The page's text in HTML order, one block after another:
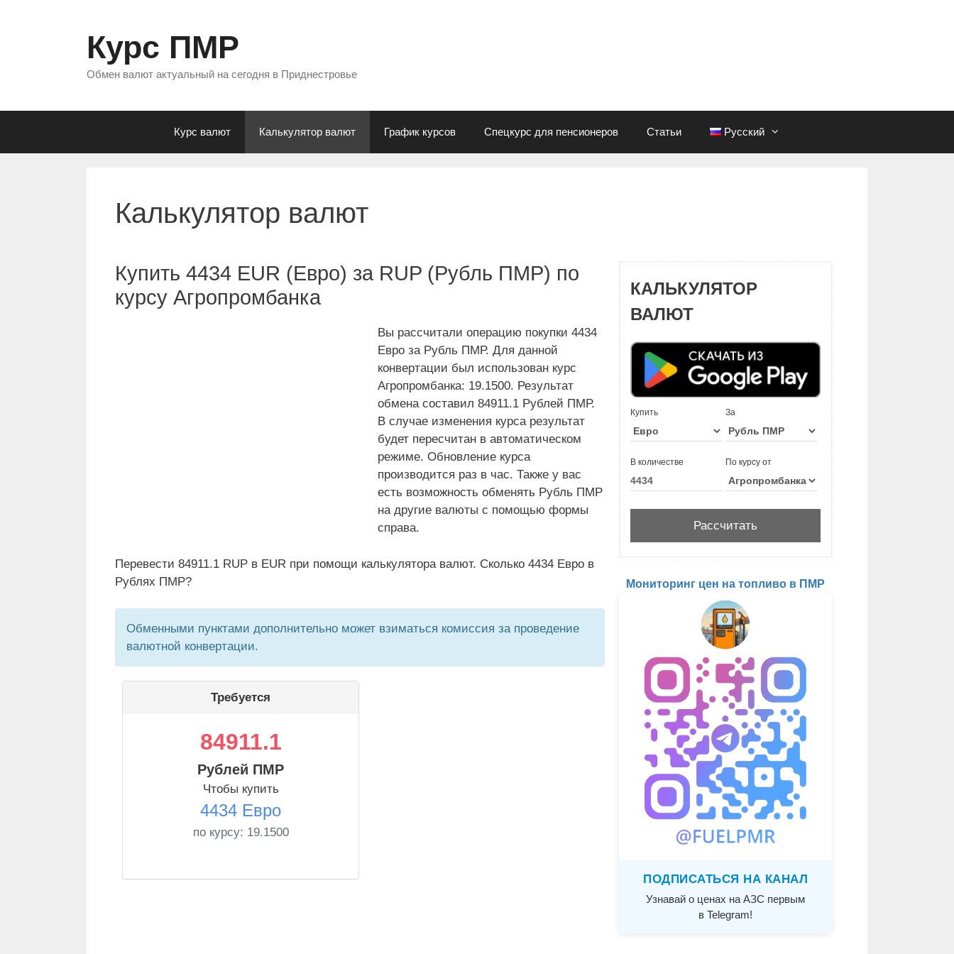
Курс ПМР
Обмен валют актуальный на сегодня в Приднестровье
Курс валют Калькулятор валют График курсов Спецкурс для пенсионеров Статьи Русский
Калькулятор валют
Купить 4434 EUR (Евро) за RUP (Рубль ПМР) по
курсу Агропромбанка
Вы рассчитали операцию покупки 4434
Евро за Рубль ПМР. Для данной
конвертации был использован курс
Агропромбанка: 19.1500. Результат
обмена составил 84911.1 Рублей ПМР.
В случае изменения курса результат
будет пересчитан в автоматическом
режиме. Обновление курса
производится раз в час. Также у вас
есть возможность обменять Рубль ПМР
на другие валюты с помощью формы
справа.
Перевести 84911.1 RUP в EUR при помощи калькулятора валют. Сколько 4434 Евро в
Рублях ПМР?
Обменными пунктами дополнительно может взиматься комиссия за проведение
валютной конвертации.
Требуется
84911.1
Рублей ПМР
Чтобы купить
4434 Евро
по курсу: 19.1500
КАЛЬКУЛЯТОР
ВАЛЮТ
Купить За
В количестве По курсу от
Мониторинг цен на топливо в ПМР
ПОДПИСАТЬСЯ НА КАНАЛ
Узнавай о ценах на АЗС первым
в Telegram!